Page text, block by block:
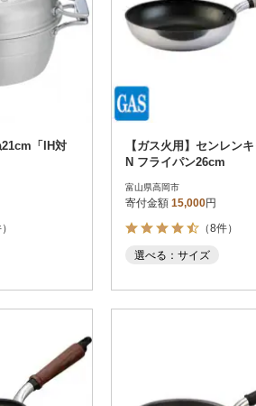
「IH対
【ガス火用】センレン
N フライパン26cm
富山県高岡市
寄付金額 15,000円
（8件）
選べる：サイズ